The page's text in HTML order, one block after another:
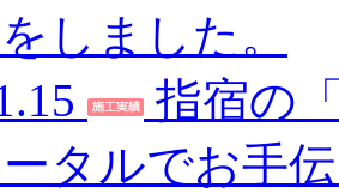
しました。
指宿の
タルでお手